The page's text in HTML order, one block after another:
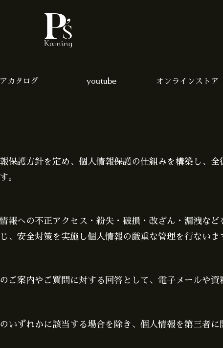
カタログ youtube オンラインストア
護方針を定め、個人情報保護の仕組みを構築し、
。
報への不正アクセス・紛失・破損・改ざん・漏洩な
安全対策を実施し個人情報の厳重な管理を行ないま
案内やご質問に対する回答として、電子メールや資
ずれかに該当する場合を除き、個人情報を第三者に